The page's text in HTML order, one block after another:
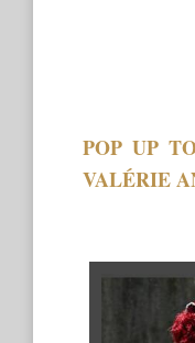
POP UP
VALÉRIE